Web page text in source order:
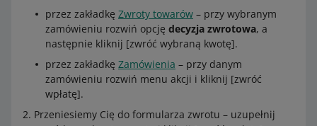
przez zakładkę Zwroty towarów – przy wybranym
zamówieniu rozwiń opcję decyzja zwrotowa, a
następnie kliknij [zwróć wybraną kwotę].
przez zakładkę Zamówienia – przy danym
zamówieniu rozwiń menu akcji i kliknij [zwróć
wpłatę].
Przeniesiemy Cię do formularza zwrotu – uzupełnij